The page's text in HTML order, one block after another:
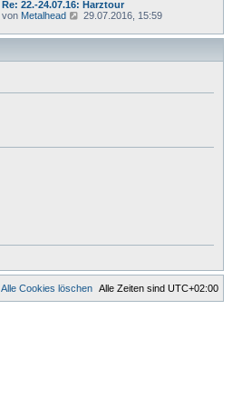
a
g
r
e
s
e
B
t
Re: 22.-24.07.16: Harztour
von Metalhead
N
u
r
r
29.07.2016, 15:59
Alle Zeiten sind UTC+02:00
Alle Cookies löschen